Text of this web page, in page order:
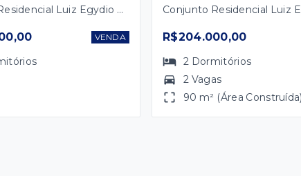
Conjunto Residencial Luiz Egydio de Cerqueira César - Marília/SP
VENDA R$204.000,00
2 Dormitórios
2 Vagas
90 m² (Área Construída)